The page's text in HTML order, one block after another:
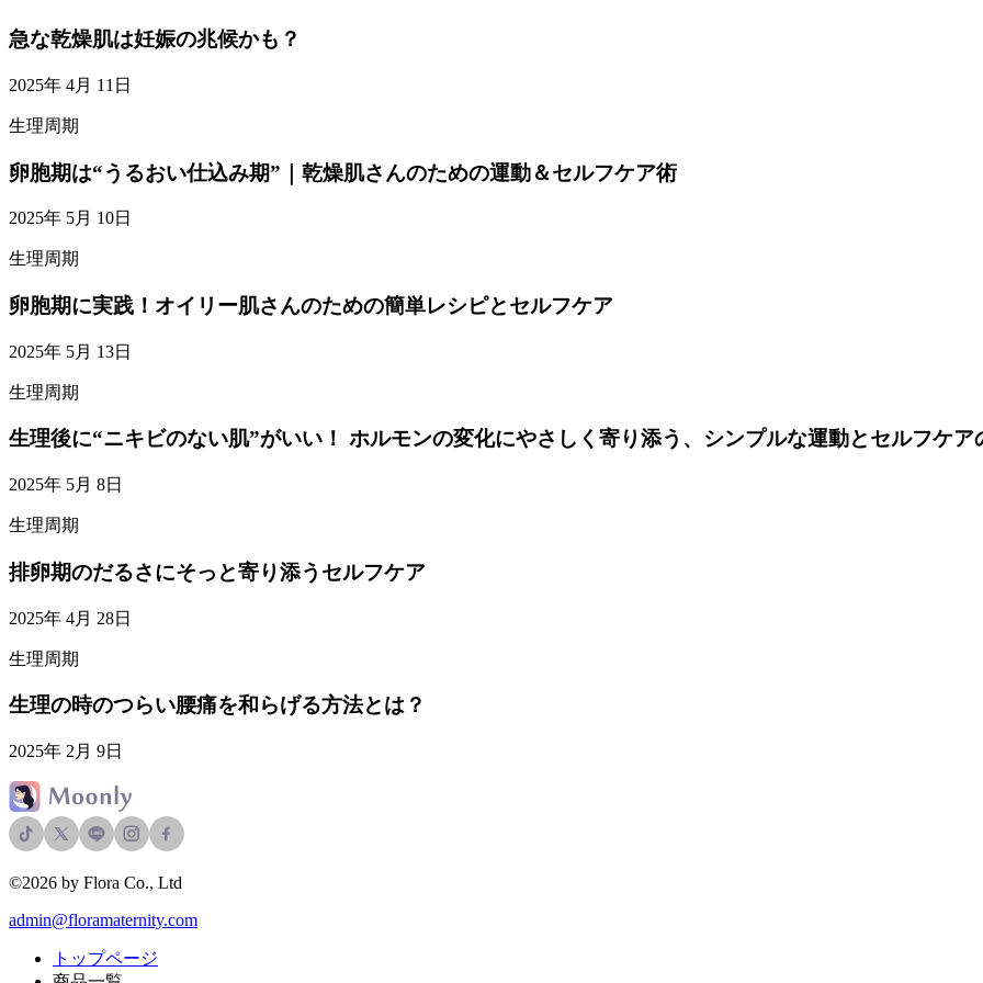
急な乾燥肌は妊娠の兆候かも？
2025年 4月 11日
生理周期
卵胞期は“うるおい仕込み期”｜乾燥肌さんのための運動＆セルフケア術
2025年 5月 10日
生理周期
卵胞期に実践！オイリー肌さんのための簡単レシピとセルフケア
2025年 5月 13日
生理周期
生理後に“ニキビのない肌”がいい！ ホルモンの変化にやさしく寄り添う、シンプルな運動とセルフケア
2025年 5月 8日
生理周期
排卵期のだるさにそっと寄り添うセルフケア
2025年 4月 28日
生理周期
生理の時のつらい腰痛を和らげる方法とは？
2025年 2月 9日
©2026 by Flora Co., Ltd
admin@floramaternity.com
トップページ